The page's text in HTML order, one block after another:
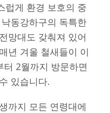
럽게 환경 보호의 중
동강하구의 독특한
망대도 갖춰져 있어
년 겨울 철새들이 이
2월까지 방문하면
있습니다.
까지 모든 연령대에